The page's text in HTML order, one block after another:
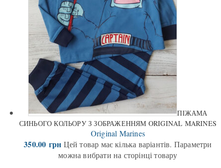
ПІЖАМА
СИНЬОГО КОЛЬОРУ З ЗОБРАЖЕННЯМ ORIGINAL MARINES
Original Marines
350.00 грн Цей товар має кілька варіантів. Параметри
можна вибрати на сторінці товару